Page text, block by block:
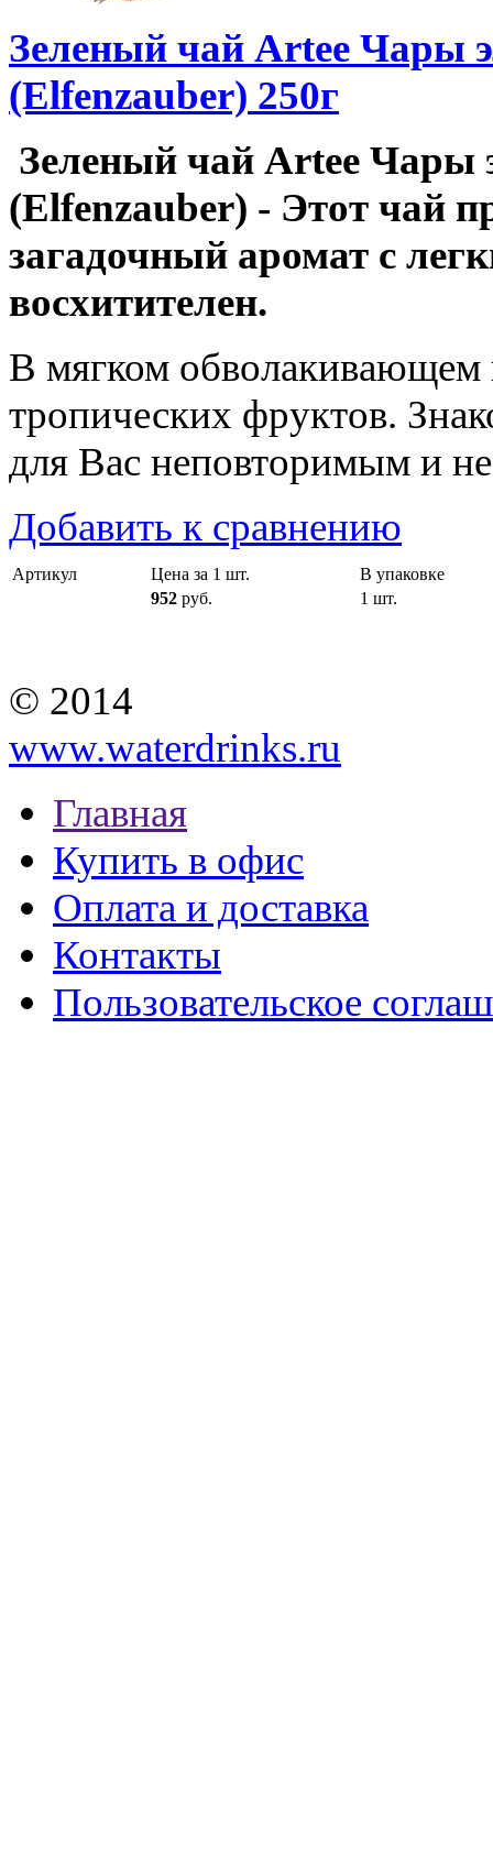
Зеленый чай Artee Чары
(Elfenzauber) 250г
Зеленый чай Artee Чары
(Elfenzauber) - Этот чай
загадочный аромат с
восхитителен.
В мягком обволакивающем
тропических фруктов.
для Вас неповторимым и
Добавить к сравнению
Артикул Цена за 1 шт.
В упаковке
952 руб. 1 шт.
© 2014
www.waterdrinks.ru
Главная
Купить в офис
Оплата и доставка
Контакты
Пользовательское